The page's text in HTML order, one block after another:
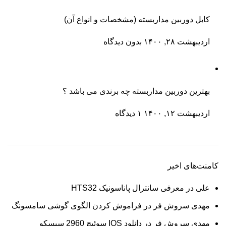
کابل دوربین مداربسته (مشخصات و انواع آن)
اردیبهشت ۲۸, ۱۴۰۰ بدون دیدگاه
بهترین دوربین مداربسته چه برندی می باشد ؟
اردیبهشت ۱۲, ۱۴۰۰ ۱ دیدگاه
کامنت‌های اخیر
علی در معرفی سانترال پاناسونیک HTS32
مهدی سروش فر در فراموش کردن الگوی گوشی سامسونگ
مهدی سروش فر در دانلود IOS سوئیچ 2960 سیسکو